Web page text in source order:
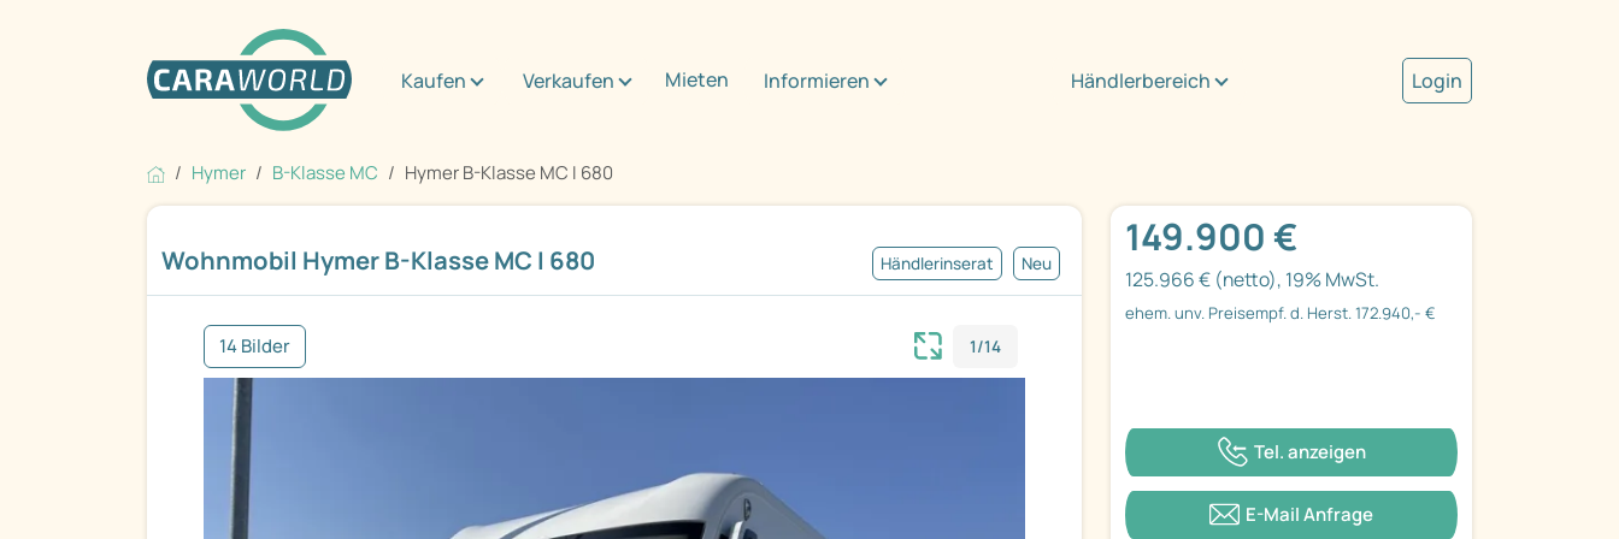
Kaufen Verkaufen Mieten Informieren Händlerbereich Login
Hymer B-Klasse MC Hymer B-Klasse MC I 680
Wohnmobil Hymer B-Klasse MC I 680 Händlerinserat Neu
14 Bilder 1/14
149.900 €
125.966 € (netto), 19% MwSt.
ehem. unv. Preisempf. d. Herst. 172.940,- €
Tel. anzeigen
E-Mail Anfrage